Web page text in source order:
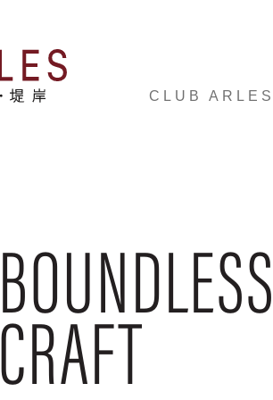
CLUB
CRAFT